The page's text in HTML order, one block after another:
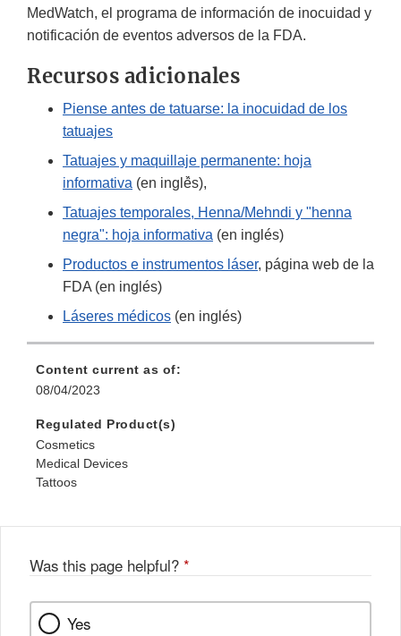
MedWatch, el programa de información de inocuidad y
notificación de eventos adversos de la FDA.
Recursos adicionales
Piense antes de tatuarse: la inocuidad de los
tatuajes
Tatuajes y maquillaje permanente: hoja
informativa (en inglٞés),
Tatuajes temporales, Henna/Mehndi y "henna
negra": hoja informativa (en inglés)
Productos e instrumentos láser, página web de la
FDA (en inglés)
Láseres médicos (en inglés)
Content current as of:
08/04/2023
Regulated Product(s)
Cosmetics
Medical Devices
Tattoos
Was this page helpful? *
Yes